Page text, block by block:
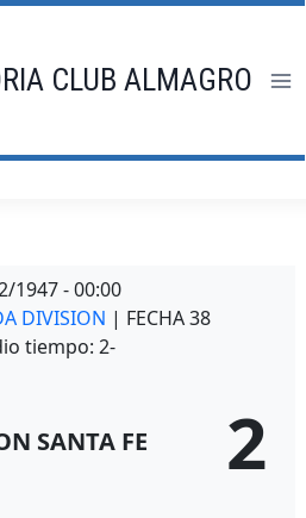
CLUB ALMAGRO
1947 - 00:00
DIVISION | FECHA 38
tiempo: 2-
SANTA FE 2